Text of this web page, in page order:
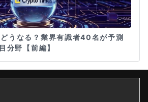
うなる？業界有識者40名が予測
分野【前編】